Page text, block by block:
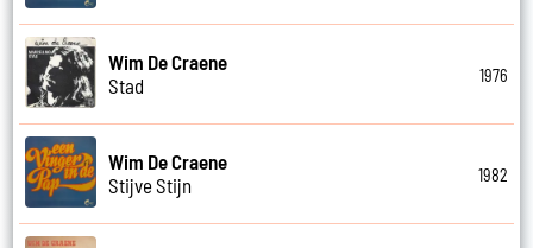
Wim De Craene
Stad
1976
Wim De Craene
Stijve Stijn
1982